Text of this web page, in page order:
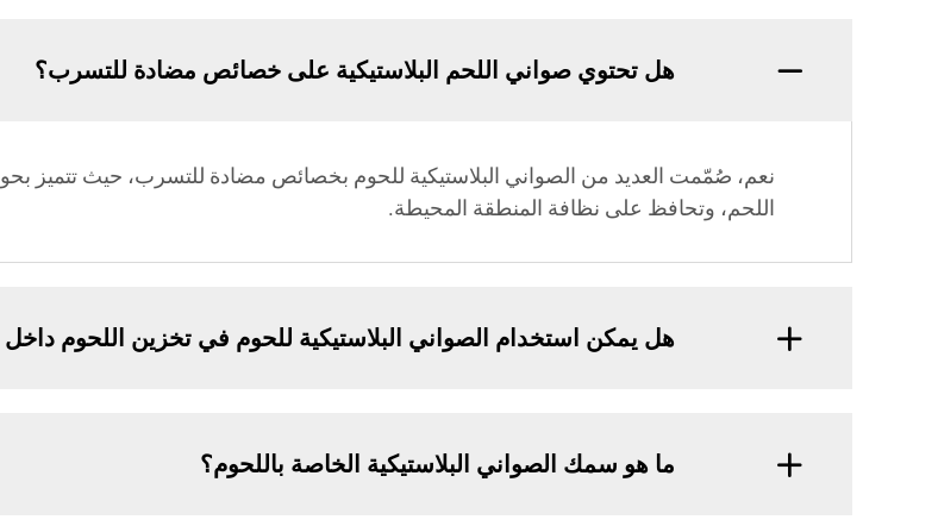
هل تحتوي صواني اللحم البلاستيكية على خصائص مضادة للتسرب؟
نعم، صُمّمت العديد من الصواني البلاستيكية للحوم بخصائص مضادة للتسرب، حيث تتميز
اللحم، وتحافظ على نظافة المنطقة المحيطة.
هل يمكن استخدام الصواني البلاستيكية للحوم في تخزين اللحوم داخل
ما هو سمك الصواني البلاستيكية الخاصة باللحوم؟